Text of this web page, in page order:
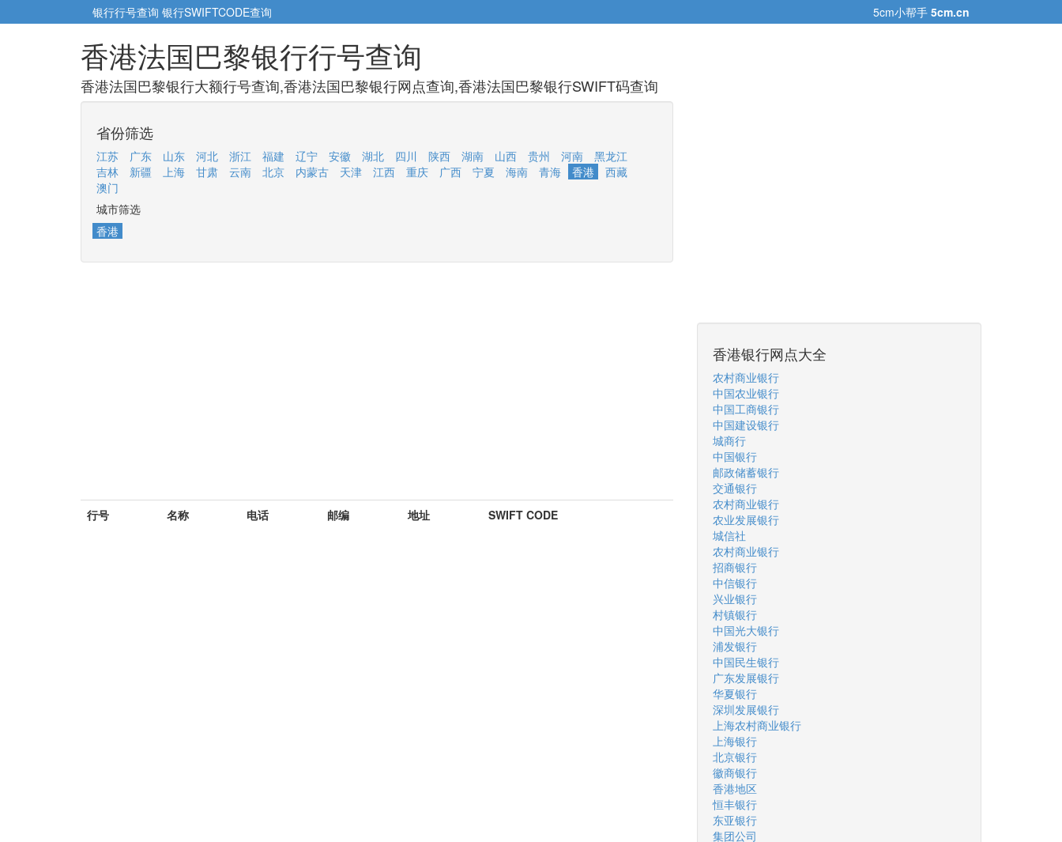
银行行号查询 银行SWIFTCODE查询 5cm小帮手 5cm.cn
香港法国巴黎银行行号查询
香港法国巴黎银行大额行号查询,香港法国巴黎银行网点查询,香港法国巴黎银行SWIFT码查询
省份筛选
江苏 广东 山东 河北 浙江 福建 辽宁 安徽 湖北 四川 陕西 湖南 山西 贵州 河南
黑龙江
吉林
新疆 上海 甘肃 云南 北京 内蒙古 天津 江西 重庆 广西 宁夏 海南 青海 香港
西藏
澳门
城市筛选
香港
行号 名称 电话 邮编 地址 SWIFT CODE
香港银行网点大全
农村商业银行
中国农业银行
中国工商银行
中国建设银行
城商行
中国银行
邮政储蓄银行
交通银行
农村商业银行
农业发展银行
城信社
农村商业银行
招商银行
中信银行
兴业银行
村镇银行
中国光大银行
浦发银行
中国民生银行
广东发展银行
华夏银行
深圳发展银行
上海农村商业银行
上海银行
北京银行
徽商银行
香港地区
恒丰银行
东亚银行
集团公司